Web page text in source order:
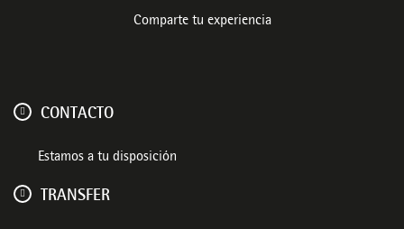
Comparte tu experiencia
CONTACTO
Estamos a tu disposición
TRANSFER